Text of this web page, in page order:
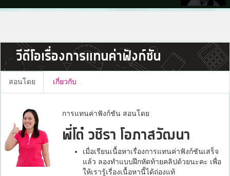
วีดีโอเรื่องการแทนค่าฟังก์ชัน
สอนโดย เกี่ยวกับ
การแทนค่าฟังก์ชัน สอนโดย
พี่โต๋ วชิรา โอภาสวัฒนา
เมื่อเรียนเนื้อหาเรื่องการแทนค่าฟังก์ชันเสร็จ
แล้ว ลองทำแบบฝึกหัดท้ายคลิปด้วยนะคะ เพื่อ
ให้เรารู้เรื่องเนื้อหานี้ได้ถ่องแท้